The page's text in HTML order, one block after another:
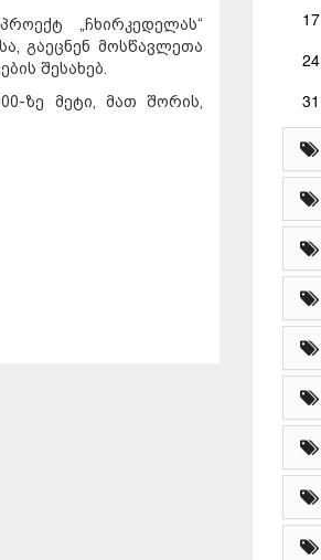
„ჩხირკედელას“
გაეცნენ მოსწავლეთა
შესახებ.
ზე მეტი, მათ შორის,
17
24
31